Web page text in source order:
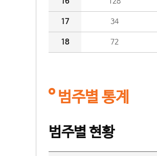
17 34
18 72
범주별 통계
범주별 현황